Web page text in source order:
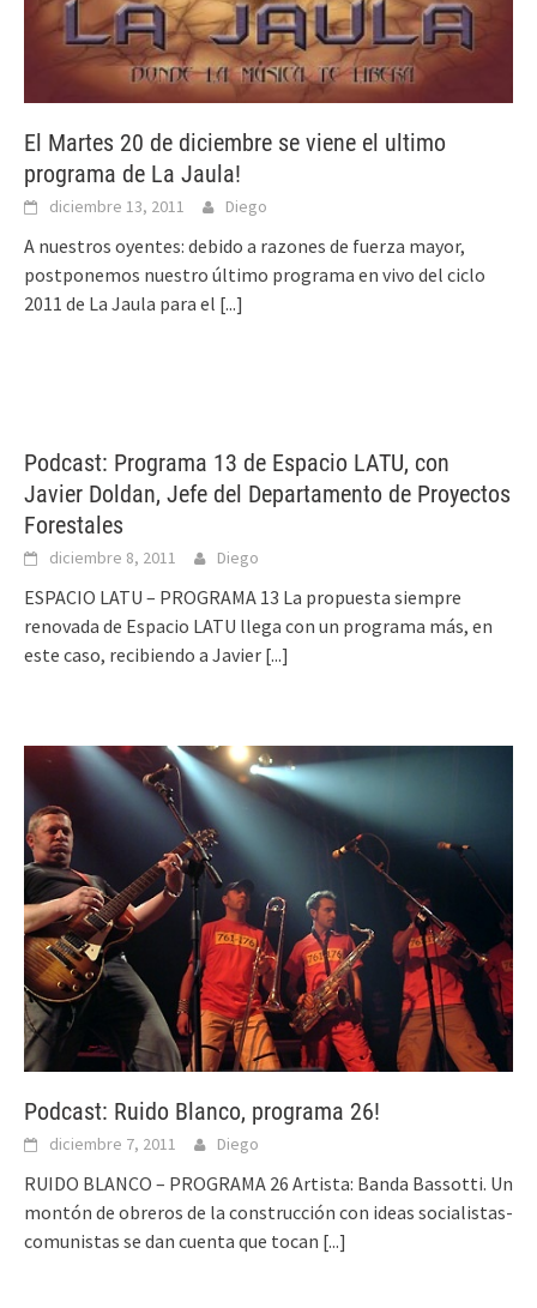
El Martes 20 de diciembre se viene el ultimo
programa de La Jaula!
diciembre 13, 2011 Diego
A nuestros oyentes: debido a razones de fuerza mayor,
postponemos nuestro último programa en vivo del ciclo
2011 de La Jaula para el [...]
Podcast: Programa 13 de Espacio LATU, con
Javier Doldan, Jefe del Departamento de Proyectos
Forestales
diciembre 8, 2011 Diego
ESPACIO LATU – PROGRAMA 13 La propuesta siempre
renovada de Espacio LATU llega con un programa más, en
este caso, recibiendo a Javier [...]
Podcast: Ruido Blanco, programa 26!
diciembre 7, 2011 Diego
RUIDO BLANCO – PROGRAMA 26 Artista: Banda Bassotti. Un
montón de obreros de la construcción con ideas socialistas-
comunistas se dan cuenta que tocan [...]